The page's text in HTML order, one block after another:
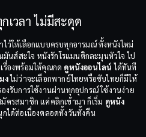
เวลา ไม่มีสะดุด
ว้ให้เลือกแบบครบทุกอารมณ์ ทั้งหนังใหม่
นส์สะใจ หนังรักโรแมนติกละมุนหัวใจ ไป
องพร้อมให้คุณกด ดูหนังออนไลน์ ได้ทันที
งไม่ว่าจะเลือกพากย์ไทยหรือซับไทยก็มีให้
งรับการใช้งานผ่านทุกอุปกรณ์ ใช้งานง่าย
ครสมาชิก แค่คลิกเข้ามา ก็เริ่ม ดูหนัง
ได้ต่อเนื่องตลอดทั้งวันทั้งคืน